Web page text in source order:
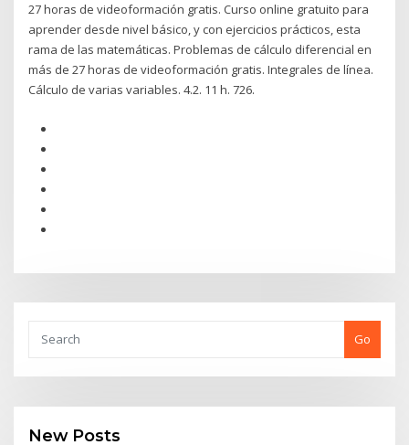
27 horas de videoformación gratis. Curso online gratuito para
aprender desde nivel básico, y con ejercicios prácticos, esta
rama de las matemáticas. Problemas de cálculo diferencial en
más de 27 horas de videoformación gratis. Integrales de línea.
Cálculo de varias variables. 4.2. 11 h. 726.
Go
New Posts